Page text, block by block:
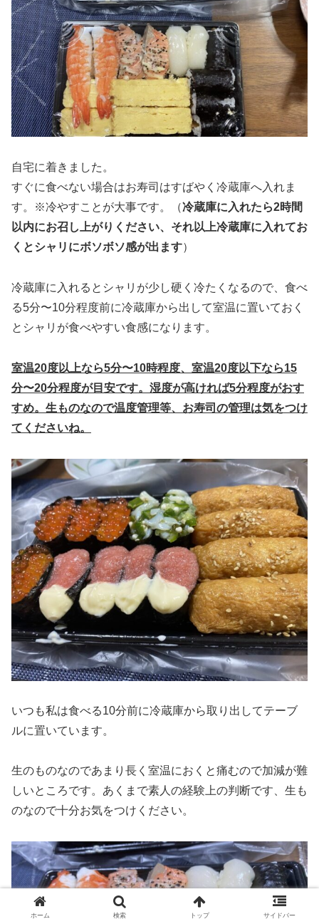
自宅に着きました。
すぐに食べない場合はお寿司はすばやく冷蔵庫へ入れま
す。※冷やすことが大事です。（冷蔵庫に入れたら2時間
以内にお召し上がりください、それ以上冷蔵庫に入れてお
くとシャリにボソボソ感が出ます）
冷蔵庫に入れるとシャリが少し硬く冷たくなるので、食べ
る5分〜10分程度前に冷蔵庫から出して室温に置いておく
とシャリが食べやすい食感になります。
室温20度以上なら5分〜10時程度、室温20度以下なら15
分〜20分程度が目安です。湿度が高ければ5分程度がおす
すめ。生ものなので温度管理等、お寿司の管理は気をつけ
てくださいね。
いつも私は食べる10分前に冷蔵庫から取り出してテーブ
ルに置いています。
生のものなのであまり長く室温におくと痛むので加減が難
しいところです。あくまで素人の経験上の判断です、生も
のなので十分お気をつけください。
ホーム 検索 トップ サイドバー